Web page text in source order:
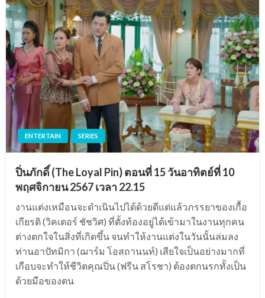
ENTERTAIN SERIES
ปิ่นภักดิ์ (The Loyal Pin) ตอนที่ 15 วันอาทิตย์ที่ 10
พฤศจิกายน 2567 เวลา 22.15
งานแต่งเหมือนจะดำเนินไปได้ด้วยดีแต่แล้วภรรยาของเกื้อ
เกียรติ (วิคเตอร์ ชัชวิศ) ที่ตั้งท้องอยู่ได้เข้ามาในงานทุกคน
ต่างตกใจในสิ่งที่เกิดขึ้น จนทำให้งานแต่งในวันนั้นล่มลง
ท่านอาปัทมิกา (ฌาร์ม โอสถานนท์) เสียใจเป็นอย่างมากที่
เกือบจะทำให้ชีวิตคุณปิ่น (ฟรีน สโรชา) ต้องตกนรกทั้งเป็น
ด้วยมือของตน